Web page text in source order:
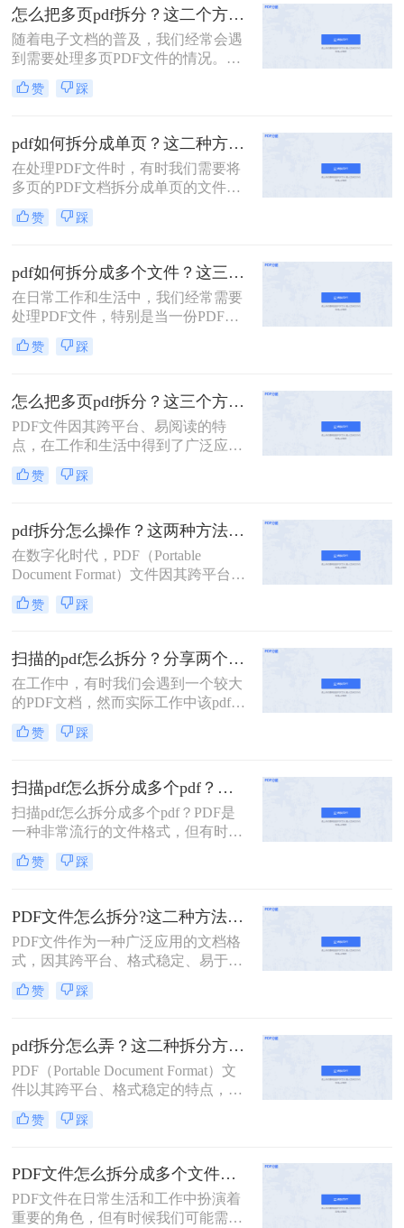
面，我将详细介绍怎么把一个大的pdf
拆分。
怎么把多页pdf拆分？这二个方法教你轻松拆分！
随着电子文档的普及，我们经常会遇
到需要处理多页PDF文件的情况。无
论是为了方便阅读或编辑，还是为了
分发文件，拆分PDF文件都是一个很
分呢？在本文中，我们将介绍一些简
单而有效的方法，帮助你快速拆分多
页PDF文件。
赞 踩
pdf如何拆分成单页？这二种方法可以有效解决你的问题！
在处理PDF文件时，有时我们需要将
多页的PDF文档拆分成单页的文件，
以便于单独查看、编辑或分享。那么
PDF如何拆分成单页呢？下面将详细
成单页文件。
赞 踩
pdf如何拆分成多个文件？这三种方法教你轻松拆分！
在日常工作和生活中，我们经常需要
处理PDF文件，特别是当一份PDF文
件内容过多，需要拆分成多个文件以
便分享、打印或存储时。本文将详细
用在线工具、专业软件以及操作系统
自带功能的方法。
赞 踩
怎么把多页pdf拆分？这三个方法教你轻松拆分！
PDF文件因其跨平台、易阅读的特
点，在工作和生活中得到了广泛应
用。然而，有时我们需要将多页的
PDF文件拆分成单独页面或多个部
么把多页pdf拆分呢？本文将介绍三种
拆分多页PDF文件的实用方法，帮助
您轻松应对各种拆分需求。
赞 踩
pdf拆分怎么操作？这两种方法简单好用！
在数字化时代，PDF（Portable
Document Format）文件因其跨平台兼
容性和内容稳定性而广受欢迎。然
而，有时我们需要对大型PDF文件进
分割成更小的单元，以便于管理、分
享或编辑。那么PDF拆分怎么操作
呢？本文将为您介绍几种常见的PDF
拆分方法，帮助您轻松完成这项任
务。
赞 踩
扫描的pdf怎么拆分？分享两个实用拆分的方法！
在工作中，有时我们会遇到一个较大
的PDF文档，然而实际工作中该pdf文
档的内容是分模块处理的。这时我们
就可以使用PDF拆分功能，将整个
文档，方便工作中文档的传输处理和
重要内容的查找。下面我们就将介绍
扫描的pdf怎么拆分方法，希望能给读
者的工作带来方便。
赞 踩
扫描pdf怎么拆分成多个pdf？这三种PDF拆分方法轻松搞定！
扫描pdf怎么拆分成多个pdf？PDF是
一种非常流行的文件格式，但有时候
我们需要将一个大的PDF文件拆分成
多个小的文件，以便于管理和分享。
赞 踩
PDF文件怎么拆分?这二种方法教你轻松拆分!
PDF文件作为一种广泛应用的文档格
式，因其跨平台、格式稳定、易于打
印等优点，在办公、学习等领域得到
了广泛的使用。然而，有时我们可能
地管理和使用其中的内容。那么PDF
文件怎么拆分呢？本文将详细介绍
PDF文件拆分的方法和步骤，帮助读
者轻松实现PDF文件的拆分操作。
赞 踩
pdf拆分怎么弄？这二种拆分方法看看！
PDF（Portable Document Format）文
件以其跨平台、格式稳定的特点，在
办公、学习等领域得到了广泛应用。
然而，有时我们需要对PDF文件进行
内容。本文将详细介绍pdf拆分怎么弄
的方法，帮助读者轻松完成这一操
作。
赞 踩
PDF文件怎么拆分成多个文件？看看这三种拆分方法！
PDF文件在日常生活和工作中扮演着
重要的角色，但有时候我们可能需要